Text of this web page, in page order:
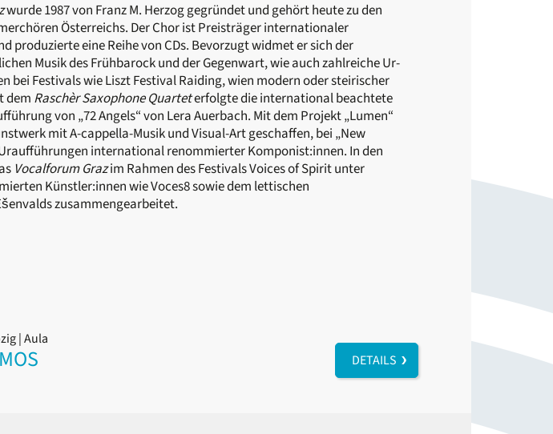
wurde 1987 von Franz M. Herzog gegründet und gehört heute zu den
Österreichs. Der Chor ist Preisträger internationaler
produzierte eine Reihe von CDs. Bevorzugt widmet er sich der
Musik des Frühbarock und der Gegenwart, wie auch zahlreiche Ur-
bei Festivals wie Liszt Festival Raiding, wien modern oder steirischer
dem Raschèr Saxophone Quarteterfolgte die international beachtete
von „72 Angels“ von Lera Auerbach. Mit dem Projekt „Lumen“
mit A-cappella-Musik und Visual-Art geschaffen, bei „New
international renommierter Komponist:innen. In den
Vocalforum Grazim Rahmen des Festivals Voices of Spirit unter
Künstler:innen wie Voces8 sowie dem lettischen
zusammengearbeitet.
| Aula
DETAILS